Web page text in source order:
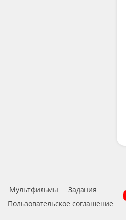
Мультфильмы
Задания
Пользовательское соглашение